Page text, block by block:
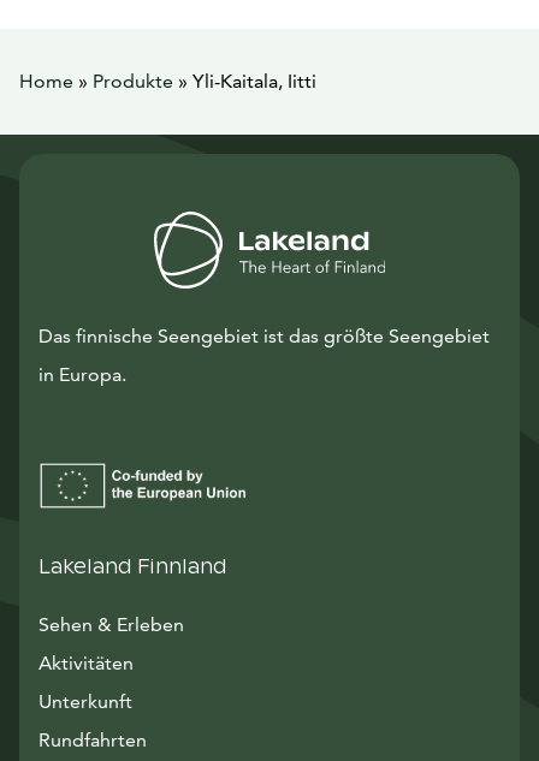
Home » Produkte » Yli-Kaitala, Iitti
Das finnische Seengebiet ist das größte Seengebiet
in Europa.
Lakeland Finnland
Sehen & Erleben
Aktivitäten
Unterkunft
Rundfahrten